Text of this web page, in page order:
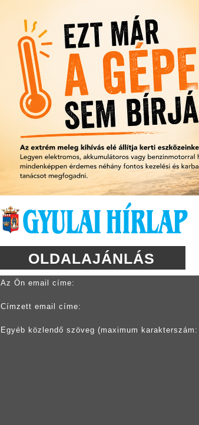
OLDALAJÁNLÁS
Az Ön email címe:
Címzett email címe:
Egyéb közlendő szöveg (maximum karakterszám: